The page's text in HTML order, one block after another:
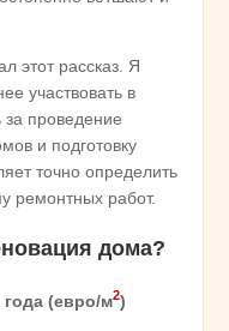
этот рассказ. Я
участвовать в
проведение
и подготовку
точно определить
ремонтных работ.
дома?
(евро/м2)